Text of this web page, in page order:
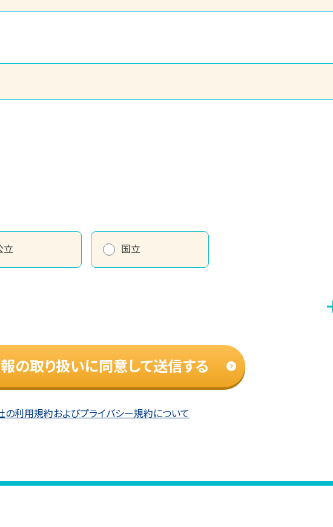
立 国立
の取り扱いに同意して送信する
の利用規約およびプライバシー規約について